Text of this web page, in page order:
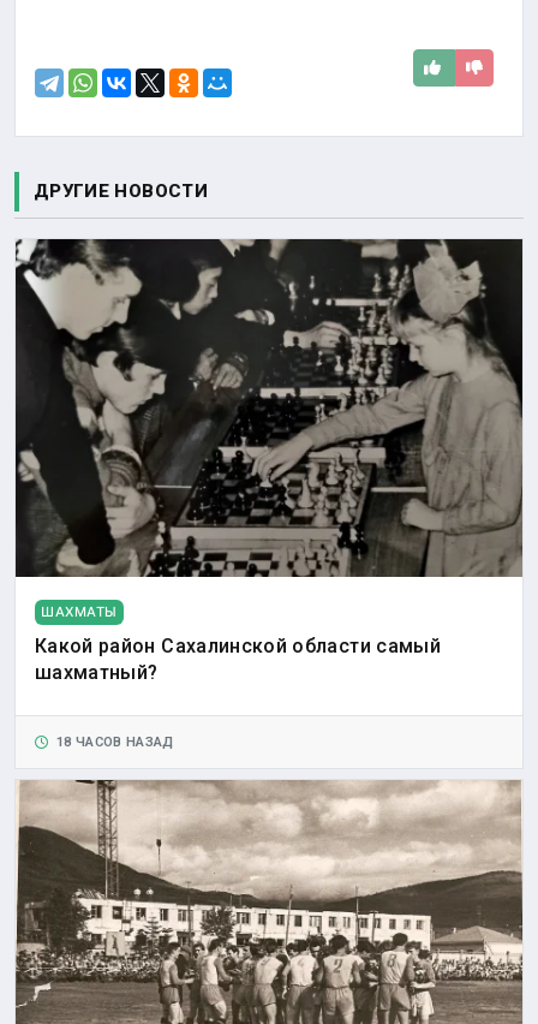
ДРУГИЕ НОВОСТИ
ШАХМАТЫ
Какой район Сахалинской области самый
шахматный?
18 ЧАСОВ НАЗАД